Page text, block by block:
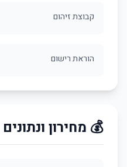
קבוצת זיהום
הוראת רישום
💰 מחירון ונתונים